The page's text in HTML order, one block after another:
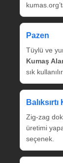
Pazen
Tüylü ve
Kumaş
sık kullanılır.
Zig‑zag
üretimi
seçenek.